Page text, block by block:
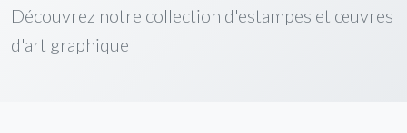
Découvrez notre collection d'estampes et œuvres
d'art graphique